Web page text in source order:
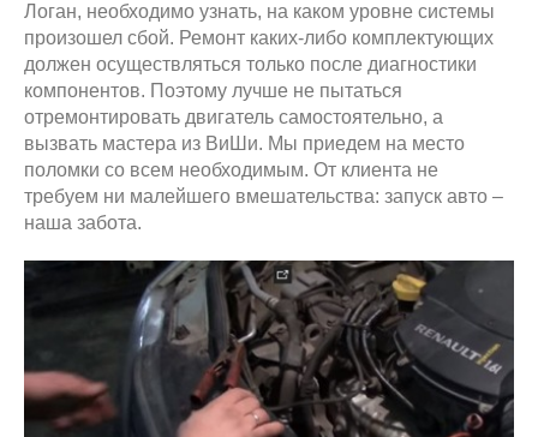
Логан, необходимо узнать, на каком уровне системы
произошел сбой. Ремонт каких-либо комплектующих
должен осуществляться только после диагностики
компонентов. Поэтому лучше не пытаться
отремонтировать двигатель самостоятельно, а
вызвать мастера из ВиШи. Мы приедем на место
поломки со всем необходимым. От клиента не
требуем ни малейшего вмешательства: запуск авто –
наша забота.